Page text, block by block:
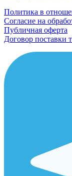
Политика в
Согласие на
Публичная оферта
Договор поставки